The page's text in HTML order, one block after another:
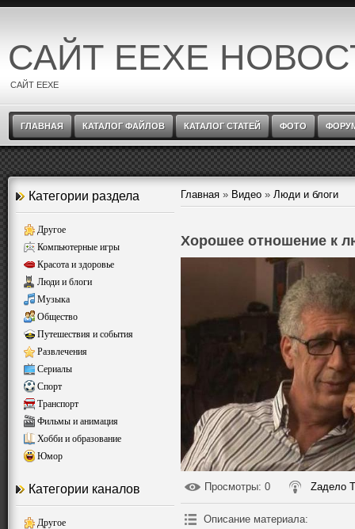
САЙТ EEXE
САЙТ EEXE
ГЛАВНАЯ КАТАЛОГ ФАЙЛОВ КАТАЛОГ СТАТЕЙ ФОТО
Категории раздела
Другое
Компьютерные игры
Красота и здоровье
Люди и блоги
Музыка
Общество
Путешествия и события
Развлечения
Сериалы
Спорт
Транспорт
Фильмы и анимация
Хобби и образование
Юмор
Категории каналов
Другое
Главная » Видео » Люди и блоги
Хорошее отношение к
Просмотры: 0 Zадело
Описание материала: